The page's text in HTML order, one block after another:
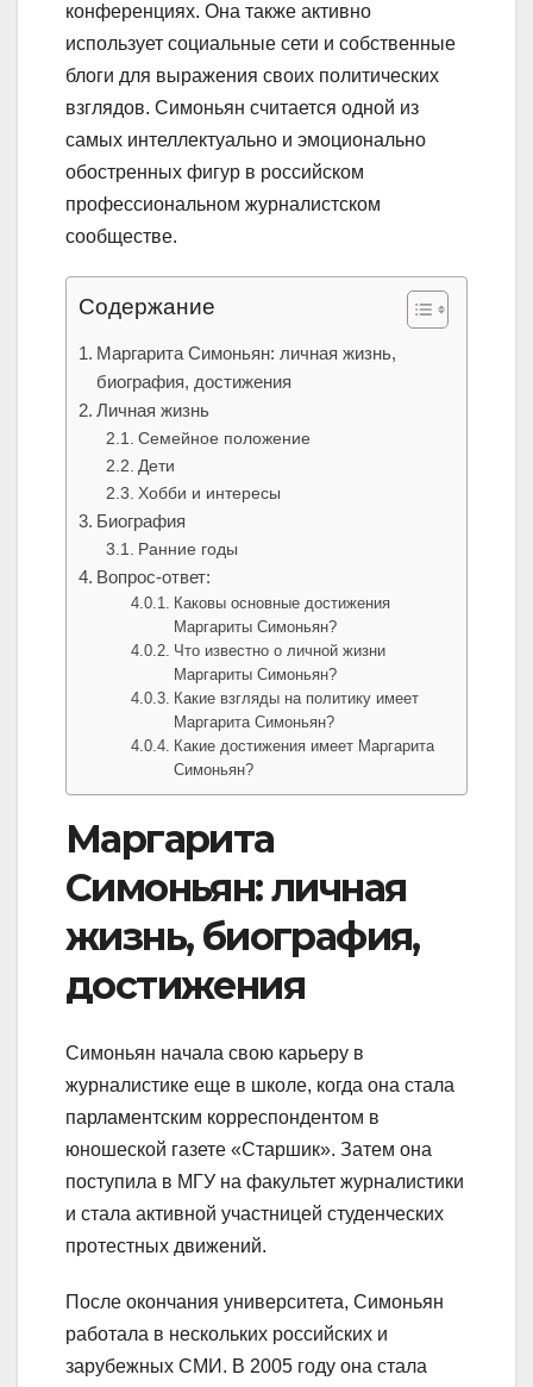
конференциях. Она также активно
использует социальные сети и собственные
блоги для выражения своих политических
взглядов. Симоньян считается одной из
самых интеллектуально и эмоционально
обостренных фигур в российском
профессиональном журналистском
сообществе.
Содержание
Маргарита Симоньян: личная жизнь,
биография, достижения
Личная жизнь
Семейное положение
Дети
Хобби и интересы
Биография
Ранние годы
Вопрос-ответ:
Каковы основные достижения
Маргариты Симоньян?
Что известно о личной жизни
Маргариты Симоньян?
Какие взгляды на политику имеет
Маргарита Симоньян?
Какие достижения имеет Маргарита
Симоньян?
Маргарита
Симоньян: личная
жизнь, биография,
достижения
Симоньян начала свою карьеру в
журналистике еще в школе, когда она стала
парламентским корреспондентом в
юношеской газете «Старшик». Затем она
поступила в МГУ на факультет журналистики
и стала активной участницей студенческих
протестных движений.
После окончания университета, Симоньян
работала в нескольких российских и
зарубежных СМИ. В 2005 году она стала